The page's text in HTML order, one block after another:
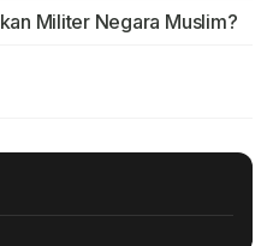
Militer Negara Muslim?